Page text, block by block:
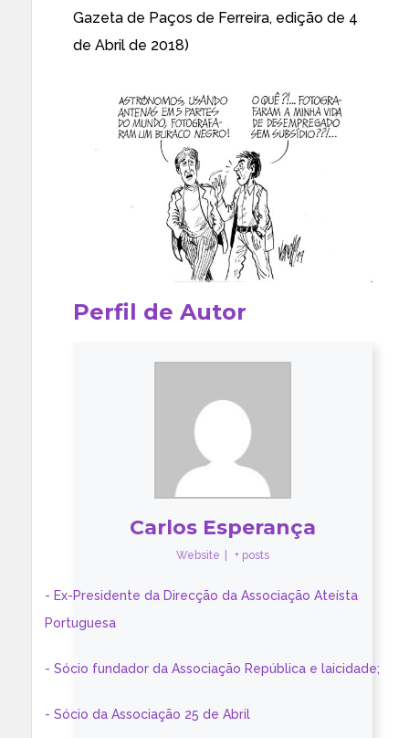
Gazeta de Paços de Ferreira, edição de 4
de Abril de 2018)
Perfil de Autor
Carlos Esperança
Website + posts
- Ex-Presidente da Direcção da Associação Ateísta
Portuguesa
- Sócio fundador da Associação República e laicidade;
- Sócio da Associação 25 de Abril